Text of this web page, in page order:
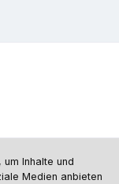
Inhalte und
Medien anbieten